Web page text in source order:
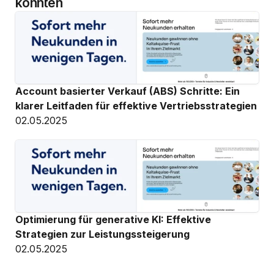
Account basierter Verkauf (ABS) Schritte: Ein
klarer Leitfaden für effektive Vertriebsstrategien
02.05.2025
Optimierung für generative KI: Effektive
Strategien zur Leistungssteigerung
02.05.2025